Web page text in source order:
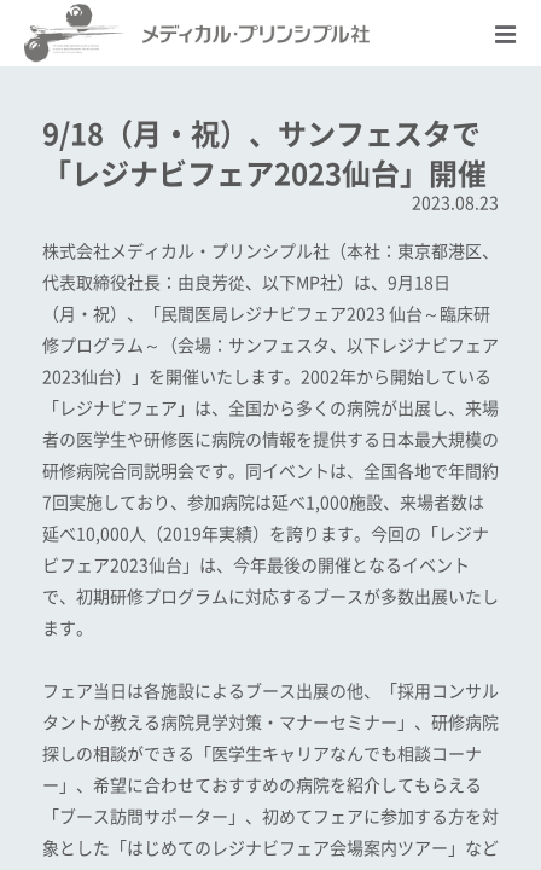
9/18（月・祝）、サンフェスタで
「レジナビフェア2023仙台」開催
2023.08.23
株式会社メディカル・プリンシプル社（本社：東京都港区、
代表取締役社長：由良芳從、以下MP社）は、9月18日
（月・祝）、「民間医局レジナビフェア2023 仙台～臨床研
修プログラム～（会場：サンフェスタ、以下レジナビフェア
2023仙台）」を開催いたします。2002年から開始している
「レジナビフェア」は、全国から多くの病院が出展し、来場
者の医学生や研修医に病院の情報を提供する日本最大規模の
研修病院合同説明会です。同イベントは、全国各地で年間約
7回実施しており、参加病院は延べ1,000施設、来場者数は
延べ10,000人（2019年実績）を誇ります。今回の「レジナ
ビフェア2023仙台」は、今年最後の開催となるイベント
で、初期研修プログラムに対応するブースが多数出展いたし
ます。
フェア当日は各施設によるブース出展の他、「採用コンサル
タントが教える病院見学対策・マナーセミナー」、研修病院
探しの相談ができる「医学生キャリアなんでも相談コーナ
ー」、希望に合わせておすすめの病院を紹介してもらえる
「ブース訪問サポーター」、初めてフェアに参加する方を対
象とした「はじめてのレジナビフェア会場案内ツアー」など